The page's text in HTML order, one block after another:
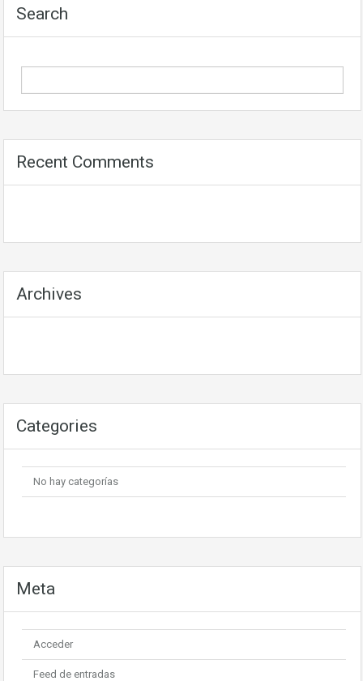
Search
Recent Comments
Archives
Categories
No hay categorías
Meta
Acceder
Feed de entradas